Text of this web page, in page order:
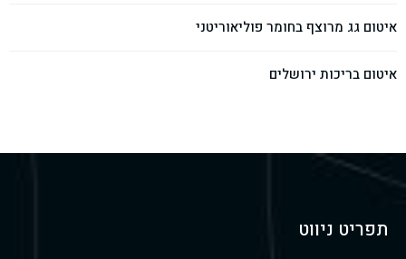
איטום גג מרוצף בחומר פוליאוריטני
איטום בריכות ירושלים
תפריט ניווט